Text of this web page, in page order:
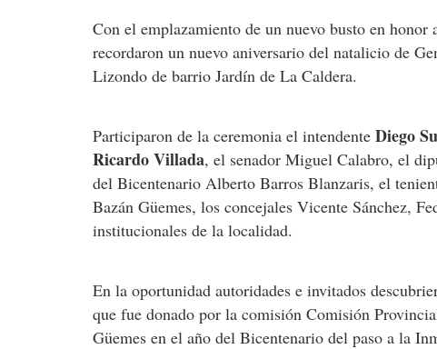
Con el emplazamiento de un nuevo busto en
recordaron un nuevo aniversario del natalicio de
Lizondo de barrio Jardín de La Caldera.
Participaron de la ceremonia el intendente Diego
Ricardo Villada, el senador Miguel Calabro, el
del Bicentenario Alberto Barros Blanzaris, el
Bazán Güemes, los concejales Vicente Sánchez,
institucionales de la localidad.
En la oportunidad autoridades e invitados
que fue donado por la comisión Comisión
Güemes en el año del Bicentenario del paso a la